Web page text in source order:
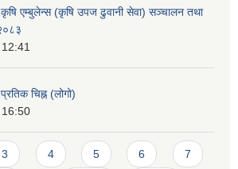
एम्बुलेन्स (कृषि उपज ढुवानी सेवा) सञ्चालन तथा
चिह्न (लोगो)
3 4 5 6 7